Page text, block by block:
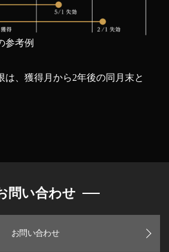
参考例
は、獲得月から2年後の同月末と
問い合わせ
お問い合わせ